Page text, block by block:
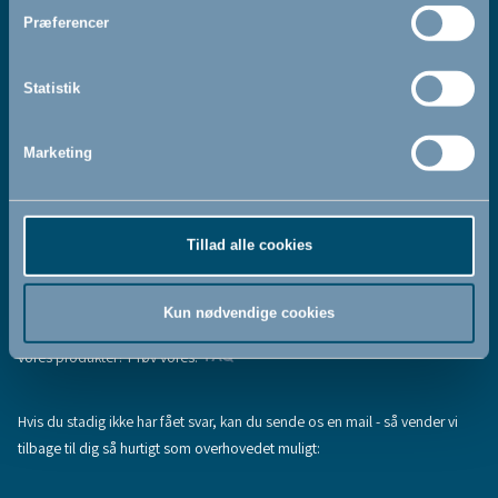
Præferencer
Statistik
Marketing
Tillad alle cookies
Kun nødvendige cookies
læst og accepteret vores
Cookiepolitik
Tilmeld
Fandt du ikke den information, du søgte, eller har du flere spørgsmål til
vores produkter? Prøv vores:FAQ
Hvis du stadig ikke har fået svar, kan du sende os en mail - så vender vi
tilbage til dig så hurtigt som overhovedet muligt: